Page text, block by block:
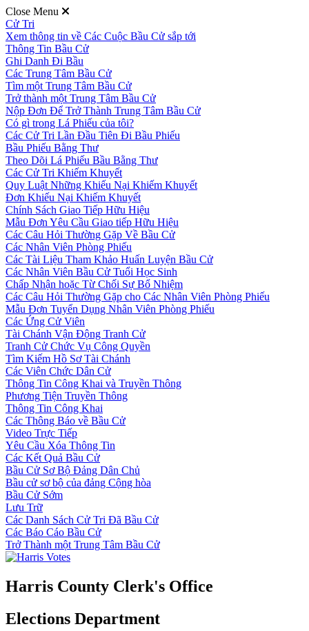
Close Menu
Cử Tri
Xem thông tin về Các Cuộc Bầu Cử sắp tới
Thông Tin Bầu Cử
Ghi Danh Đi Bầu
Các Trung Tâm Bầu Cử
Tìm một Trung Tâm Bầu Cử
Trở thành một Trung Tâm Bầu Cử
Nộp Đơn Để Trở Thành Trung Tâm Bầu Cử
Có gì trong Lá Phiếu của tôi?
Các Cử Tri Lần Đầu Tiên Đi Bầu Phiếu
Bầu Phiếu Bằng Thư
Theo Dõi Lá Phiếu Bầu Bằng Thư
Các Cử Tri Khiếm Khuyết
Quy Luật Những Khiếu Nại Khiếm Khuyết
Đơn Khiếu Nại Khiếm Khuyết
Chính Sách Giao Tiếp Hữu Hiệu
Mẫu Đơn Yêu Cầu Giao tiếp Hữu Hiệu
Các Câu Hỏi Thường Gặp Về Bầu Cử
Các Nhân Viên Phòng Phiếu
Các Tài Liệu Tham Khảo Huấn Luyện Bầu Cử
Các Nhân Viên Bầu Cử Tuổi Học Sinh
Chấp Nhận hoặc Từ Chối Sự Bổ Nhiệm
Các Câu Hỏi Thường Gặp cho Các Nhân Viên Phòng Phiếu
Mẫu Đơn Tuyển Dụng Nhân Viên Phòng Phiếu
Các Ứng Cử Viên
Tài Chánh Vận Động Tranh Cử
Tranh Cử Chức Vụ Công Quyền
Tìm Kiếm Hồ Sơ Tài Chánh
Các Viên Chức Dân Cử
Thông Tin Công Khai và Truyền Thông
Phương Tiện Truyền Thông
Thông Tin Công Khai
Các Thông Báo về Bầu Cử
Video Trực Tiếp
Yêu Cầu Xóa Thông Tin
Các Kết Quả Bầu Cử
Bầu Cử Sơ Bộ Đảng Dân Chủ
Bầu cử sơ bộ của đảng Cộng hòa
Bầu Cử Sớm
Lưu Trữ
Các Danh Sách Cử Tri Đã Bầu Cử
Các Báo Cáo Bầu Cử
Trở Thành một Trung Tâm Bầu Cử
Harris County Clerk's Office
Elections Department